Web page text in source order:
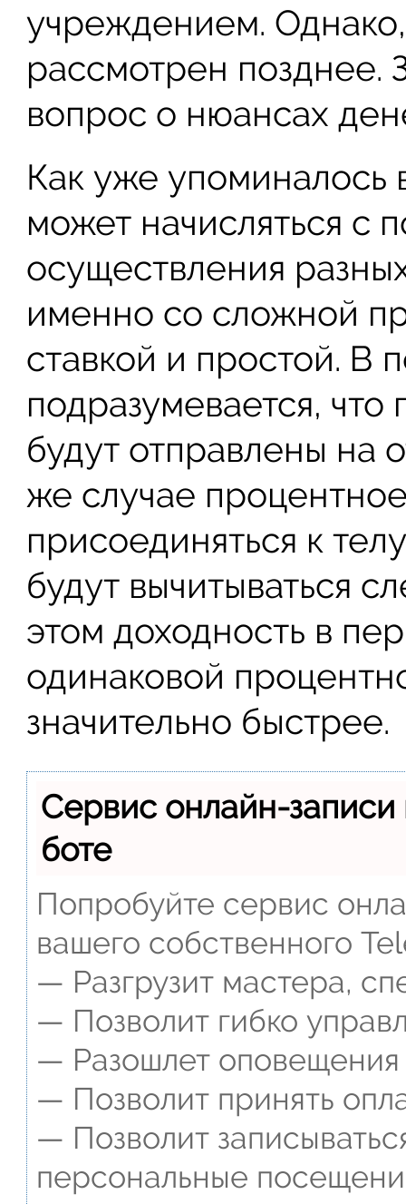
учреждением.
рассмотрен позднее.
вопрос о нюансах
Как уже упоминалось
может начисляться с
осуществления
именно со сложной
ставкой и простой. В
подразумевается,
будут отправлены на
же случае
присоединяться к
будут вычитываться
этом доходность в
одинаковой
значительно быстрее.
Сервис онлайн-
боте
Попробуйте сервис
вашего собственного
— Разгрузит мастера,
— Позволит гибко
— Разошлет оповещения
— Позволит принять
— Позволит
персональные